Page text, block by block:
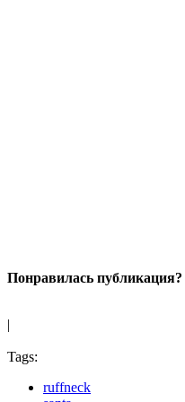
Понравилась публикация?
|
Tags:
ruffneck